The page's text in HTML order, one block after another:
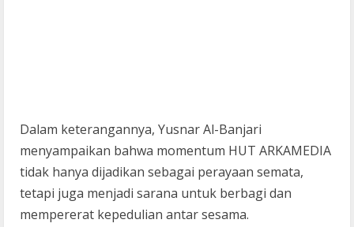
Dalam keterangannya, Yusnar Al-Banjari
menyampaikan bahwa momentum HUT ARKAMEDIA
tidak hanya dijadikan sebagai perayaan semata,
tetapi juga menjadi sarana untuk berbagi dan
mempererat kepedulian antar sesama.